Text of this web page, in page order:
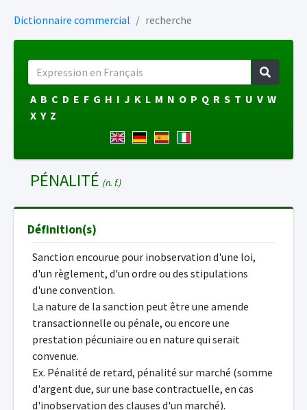
Dictionnaire commercial recherche
A B C D E F G H I J K L M N O P Q R S T U V W
X Y Z
PÉNALITÉ (n. f.)
Définition(s)
Sanction encourue pour inobservation d'une loi,
d'un règlement, d'un ordre ou des stipulations
d'une convention.
La nature de la sanction peut être une amende
transactionnelle ou pénale, ou encore une
prestation pécuniaire ou en nature qui serait
convenue.
Ex. Pénalité de retard, pénalité sur marché (somme
d'argent due, sur une base contractuelle, en cas
d'inobservation des clauses d'un marché).